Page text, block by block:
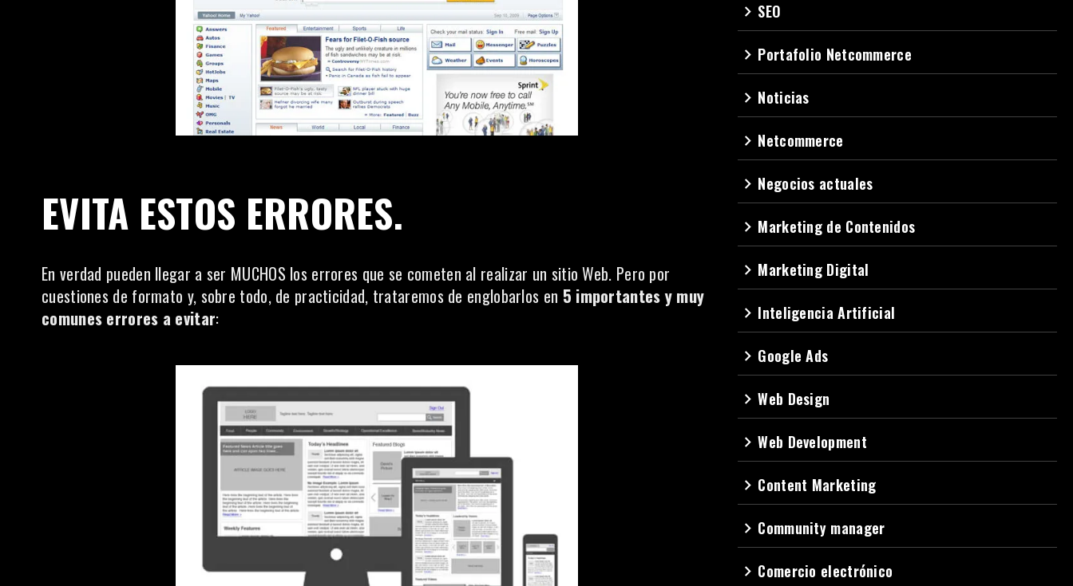
EVITA ESTOS ERRORES.
En verdad pueden llegar a ser MUCHOS los errores que se cometen al realizar un sitio Web. Pero por
cuestiones de formato y, sobre todo, de practicidad, trataremos de englobarlos en 5 importantes y muy
comunes errores a evitar:
navigate_next SEO
navigate_next Portafolio Netcommerce
navigate_next Noticias
navigate_next Netcommerce
navigate_next Negocios actuales
navigate_next Marketing de Contenidos
navigate_next Marketing Digital
navigate_next Inteligencia Artificial
navigate_next Google Ads
navigate_nextWeb Design
navigate_nextWeb Development
navigate_next Content Marketing
navigate_next Community manager
navigate_next Comercio electrónico